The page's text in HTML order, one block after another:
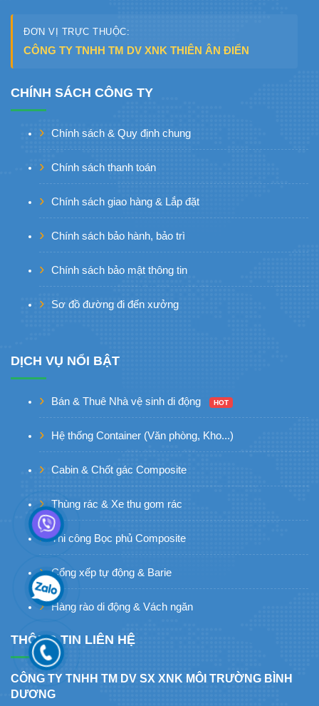
ĐƠN VỊ TRỰC THUỘC:
CÔNG TY TNHH TM DV XNK THIÊN ÂN ĐIỂN
CHÍNH SÁCH CÔNG TY
Chính sách & Quy định chung
Chính sách thanh toán
Chính sách giao hàng & Lắp đặt
Chính sách bảo hành, bảo trì
Chính sách bảo mật thông tin
Sơ đồ đường đi đến xưởng
DỊCH VỤ NỔI BẬT
Bán & Thuê Nhà vệ sinh di động HOT
Hệ thống Container (Văn phòng, Kho...)
Cabin & Chốt gác Composite
Thùng rác & Xe thu gom rác
Thi công Bọc phủ Composite
Cổng xếp tự động & Barie
Hàng rào di động & Vách ngăn
THÔNG TIN LIÊN HỆ
CÔNG TY TNHH TM DV SX XNK MÔI TRƯỜNG BÌNH
DƯƠNG